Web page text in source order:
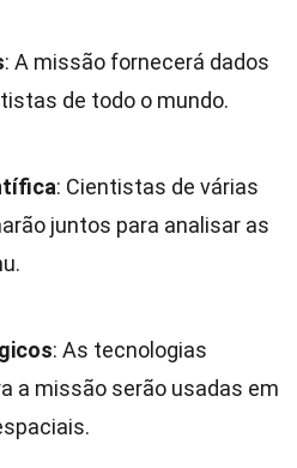
: A missão fornecerá dados
de todo o mundo.
: Cientistas de várias
juntos para analisar as
: As tecnologias
a missão serão usadas em